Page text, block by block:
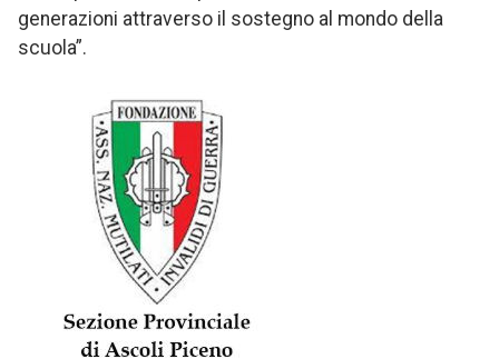
generazioni attraverso il sostegno al mondo della
scuola”.